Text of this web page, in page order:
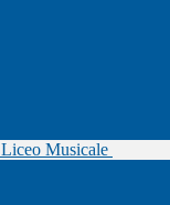
Liceo Musicale